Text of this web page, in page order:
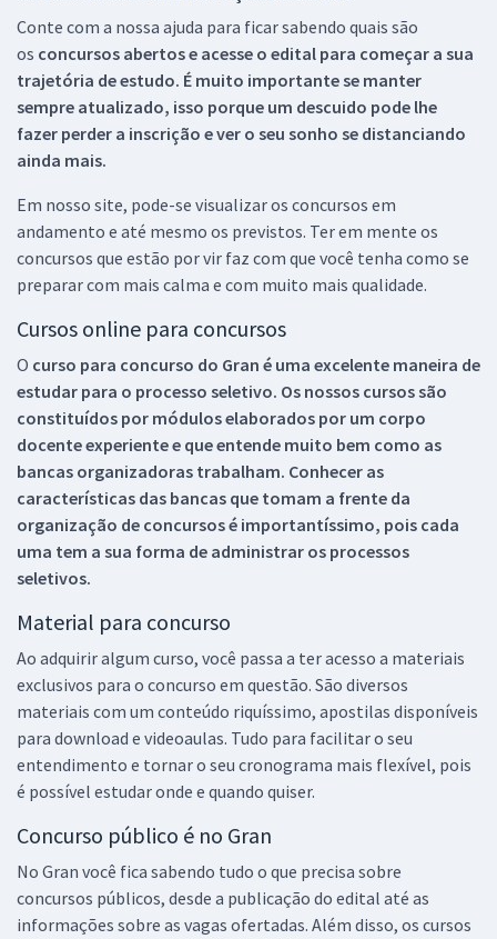
Conte com a nossa ajuda para ficar sabendo quais são
os concursos abertos e acesse o edital para começar a sua
trajetória de estudo. É muito importante se manter
sempre atualizado, isso porque um descuido pode lhe
fazer perder a inscrição e ver o seu sonho se distanciando
ainda mais.
Em nosso site, pode-se visualizar os concursos em
andamento e até mesmo os previstos. Ter em mente os
concursos que estão por vir faz com que você tenha como se
preparar com mais calma e com muito mais qualidade.
Cursos online para concursos
O curso para concurso do Gran é uma excelente maneira de
estudar para o processo seletivo. Os nossos cursos são
constituídos por módulos elaborados por um corpo
docente experiente e que entende muito bem como as
bancas organizadoras trabalham. Conhecer as
características das bancas que tomam a frente da
organização de concursos é importantíssimo, pois cada
uma tem a sua forma de administrar os processos
seletivos.
Material para concurso
Ao adquirir algum curso, você passa a ter acesso a materiais
exclusivos para o concurso em questão. São diversos
materiais com um conteúdo riquíssimo, apostilas disponíveis
para download e videoaulas. Tudo para facilitar o seu
entendimento e tornar o seu cronograma mais flexível, pois
é possível estudar onde e quando quiser.
Concurso público é no Gran
No Gran você fica sabendo tudo o que precisa sobre
concursos públicos, desde a publicação do edital até as
informações sobre as vagas ofertadas. Além disso, os cursos